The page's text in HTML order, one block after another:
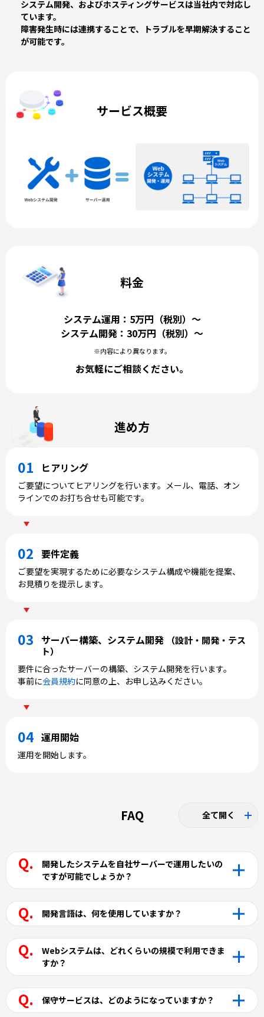
システム開発、およびホスティングサービスは当社内で対応し
ています。
障害発生時には連携することで、トラブルを早期解決すること
が可能です。
サービス概要
料金
システム運用：5万円（税別）～
システム開発：30万円（税別）～
※内容により異なります。
お気軽にご相談ください。
進め方
ヒアリング
ご要望についてヒアリングを行います。メール、電話、オン
ラインでのお打ち合せも可能です。
要件定義
ご要望を実現するために必要なシステム構成や機能を提案、
お見積りを提示します。
サーバー構築、 システム開発
（設計・開発・テス
ト）
要件に合ったサーバーの構築、システム開発を行います。
事前に会員規約に同意の上、お申し込みください。
運用開始
運用を開始します。
FAQ 全て開く
開発したシステムを自社サーバーで運用したいの
ですが可能でしょうか？
開発言語は、何を使用していますか？
Webシステムは、どれくらいの規模で利用できま
すか？
保守サービスは、どのようになっていますか？